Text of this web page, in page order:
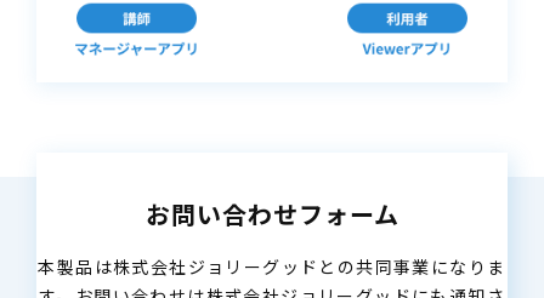
お問い合わせフォーム
本製品は株式会社ジョリーグッドとの共同事業になりま